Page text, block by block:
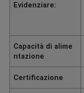
Evidenziare:
Capacità di alime
ntazione
Certificazione